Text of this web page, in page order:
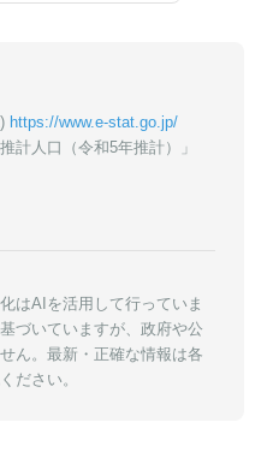
https://www.e-stat.go.jp/
計人口（令和5年推計）」
はAIを活用して行っていま
づいていますが、政府や公
ん。最新・正確な情報は各
ださい。